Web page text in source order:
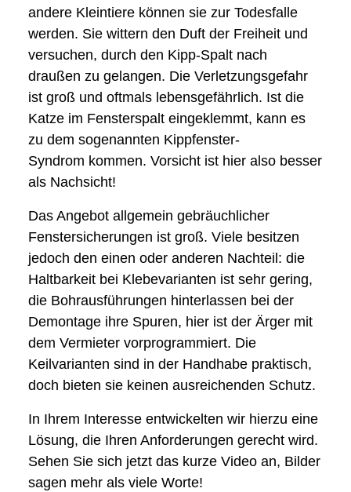
andere Kleintiere können sie zur Todesfalle
werden. Sie wittern den Duft der Freiheit und
versuchen, durch den Kipp-Spalt nach
draußen zu gelangen. Die Verletzungsgefahr
ist groß und oftmals lebensgefährlich. Ist die
Katze im Fensterspalt eingeklemmt, kann es
zu dem sogenannten Kippfenster-
Syndrom kommen. Vorsicht ist hier also besser
als Nachsicht!
Das Angebot allgemein gebräuchlicher
Fenstersicherungen ist groß. Viele besitzen
jedoch den einen oder anderen Nachteil: die
Haltbarkeit bei Klebevarianten ist sehr gering,
die Bohrausführungen hinterlassen bei der
Demontage ihre Spuren, hier ist der Ärger mit
dem Vermieter vorprogrammiert. Die
Keilvarianten sind in der Handhabe praktisch,
doch bieten sie keinen ausreichenden Schutz.
In Ihrem Interesse entwickelten wir hierzu eine
Lösung, die Ihren Anforderungen gerecht wird.
Sehen Sie sich jetzt das kurze Video an, Bilder
sagen mehr als viele Worte!